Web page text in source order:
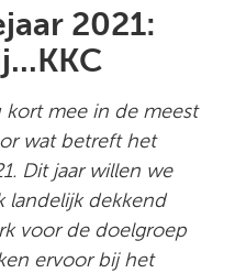
2021:
mee in de meest
wat betreft het
Dit jaar willen we
landelijk dekkend
voor de doelgroep
ervoor bij het